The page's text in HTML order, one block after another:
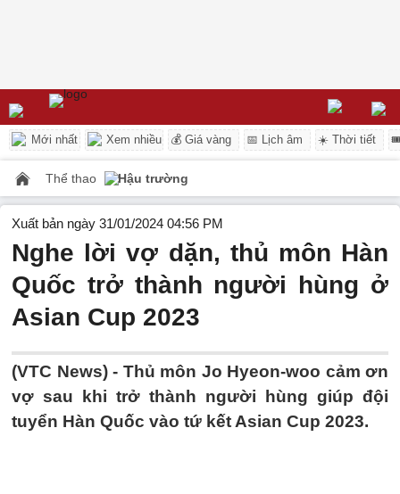
Mới nhất Xem nhiều 💰 Giá vàng 📅 Lịch âm ☀️ Thời tiết
Thể thao Hậu trường
Xuất bản ngày 31/01/2024 04:56 PM
Nghe lời vợ dặn, thủ môn Hàn
Quốc trở thành người hùng ở
Asian Cup 2023
(VTC News) - Thủ môn Jo Hyeon-woo cảm ơn
vợ sau khi trở thành người hùng giúp đội
tuyển Hàn Quốc vào tứ kết Asian Cup 2023.